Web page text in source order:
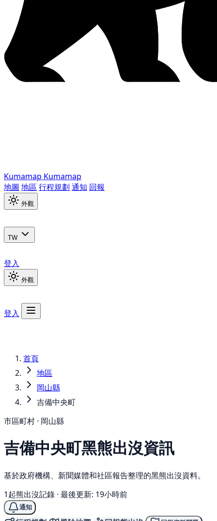
Kumamap Kumamap
地圖 地區 行程規劃 通知 回報
外觀
TW
登入
外觀
登入
首頁
地區
岡山縣
吉備中央町
市區町村 · 岡山縣
吉備中央町黑熊出沒資訊
基於政府機構、新聞媒體和社區報告整理的黑熊出沒資料。
1起熊出沒記錄 · 最後更新: 19小時前
通知